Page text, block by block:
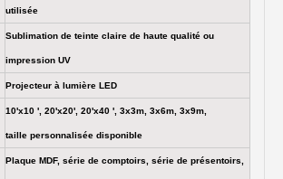
utilisée
Sublimation de teinte claire de haute qualité ou
impression UV
Projecteur à lumière LED
10'x10 ', 20'x20', 20'x40 ', 3x3m, 3x6m, 3x9m,
taille personnalisée disponible
Plaque MDF, série de comptoirs, série de présentoirs,